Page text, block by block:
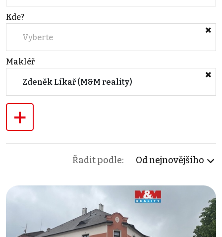
Kde?
Vyberte
Makléř
Zdeněk Líkař (M&M reality)
+
Řadit podle: Od nejnovějšího